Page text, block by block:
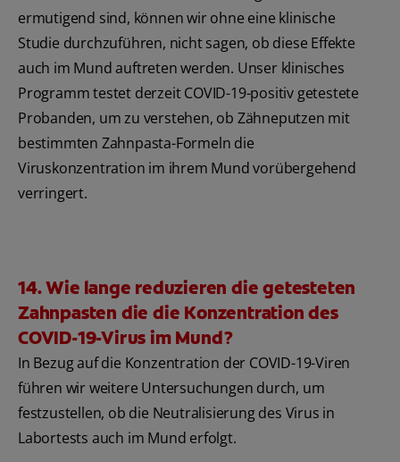
ermutigend sind, können wir ohne eine klinische
Studie durchzuführen, nicht sagen, ob diese Effekte
auch im Mund auftreten werden. Unser klinisches
Programm testet derzeit COVID-19-positiv getestete
Probanden, um zu verstehen, ob Zähneputzen mit
bestimmten Zahnpasta-Formeln die
Viruskonzentration im ihrem Mund vorübergehend
verringert.
14. Wie lange reduzieren die getesteten
Zahnpasten die die Konzentration des
COVID-19-Virus im Mund?
In Bezug auf die Konzentration der COVID-19-Viren
führen wir weitere Untersuchungen durch, um
festzustellen, ob die Neutralisierung des Virus in
Labortests auch im Mund erfolgt.